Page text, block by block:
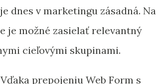
dnes v marketingu zásadná. Na
je možné zasielať relevantný
cieľovými skupinami.
prepojeniu Web Form s